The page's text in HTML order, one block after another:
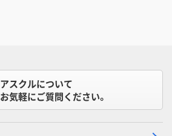
アスクルについて
お気軽にご質問ください。